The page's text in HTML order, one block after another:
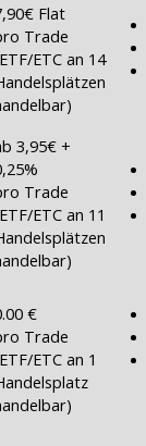
Flat
Trade
ETC an 14
3,95€ +
Trade
ETC an 11
€
Trade
ETC an 1